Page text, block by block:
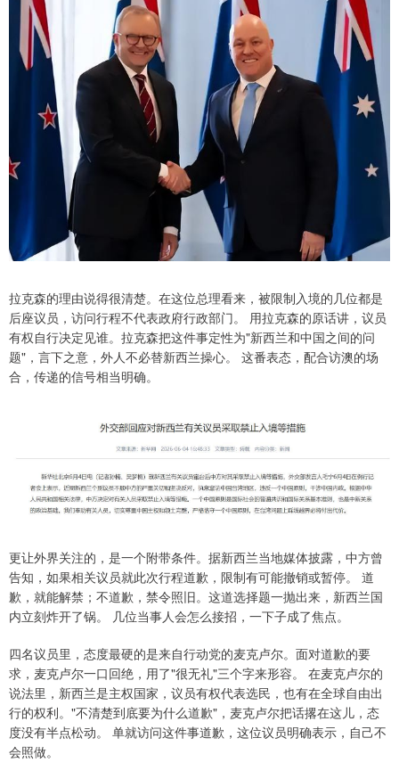
拉克森的理由说得很清楚。在这位总理看来，被限制入境的几位都是
后座议员，访问行程不代表政府行政部门。 用拉克森的原话讲，议员
有权自行决定见谁。拉克森把这件事定性为"新西兰和中国之间的问
题"，言下之意，外人不必替新西兰操心。 这番表态，配合访澳的场
合，传递的信号相当明确。
更让外界关注的，是一个附带条件。据新西兰当地媒体披露，中方曾
告知，如果相关议员就此次行程道歉，限制有可能撤销或暂停。 道
歉，就能解禁；不道歉，禁令照旧。这道选择题一抛出来，新西兰国
内立刻炸开了锅。 几位当事人会怎么接招，一下子成了焦点。
四名议员里，态度最硬的是来自行动党的麦克卢尔。面对道歉的要
求，麦克卢尔一口回绝，用了"很无礼"三个字来形容。 在麦克卢尔的
说法里，新西兰是主权国家，议员有权代表选民，也有在全球自由出
行的权利。"不清楚到底要为什么道歉"，麦克卢尔把话撂在这儿，态
度没有半点松动。 单就访问这件事道歉，这位议员明确表示，自己不
会照做。